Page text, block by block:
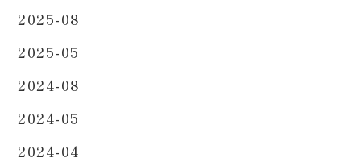
2025-08
2025-05
2024-08
2024-05
2024-04